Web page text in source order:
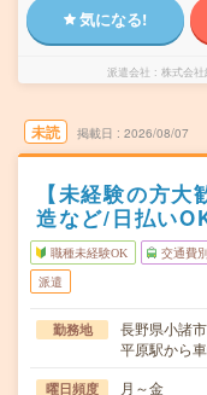
気になる!
派遣会社 株式会
未読 掲載日 2026/08/07
【未経験の方
造など/日払い
職種未経験OK 交通費
派遣
勤務地
長野県小諸市
平原駅から
曜日頻度 月～金